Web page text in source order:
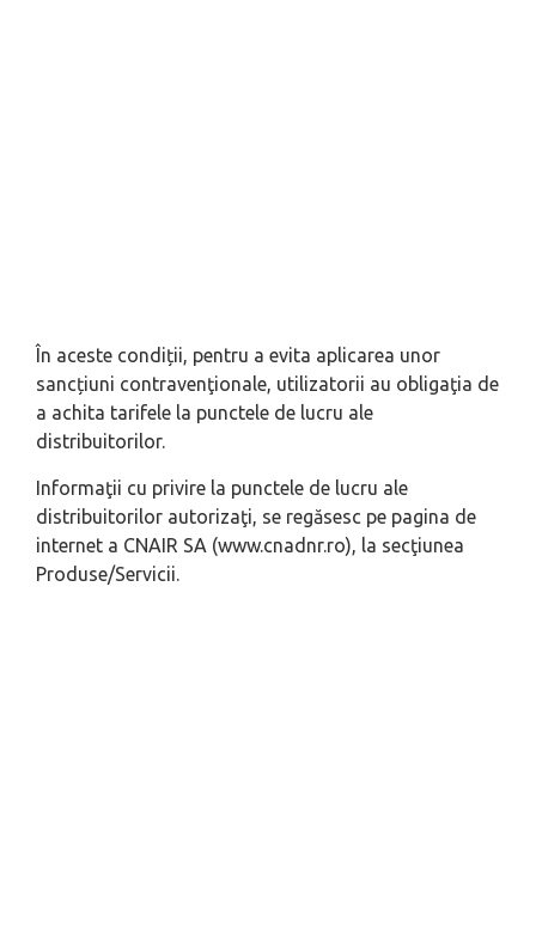
În aceste condiții, pentru a evita aplicarea unor
sancțiuni contravenţionale, utilizatorii au obligaţia de
a achita tarifele la punctele de lucru ale
distribuitorilor.
Informaţii cu privire la punctele de lucru ale
distribuitorilor autorizaţi, se regăsesc pe pagina de
internet a CNAIR SA (www.cnadnr.ro), la secţiunea
Produse/Servicii.